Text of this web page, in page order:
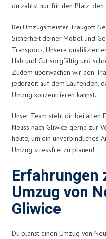
du zahlst nur für den Platz, den
Bei Umzugsmeister Traugott
Sicherheit deiner Möbel und
Transports. Unsere
Hab und Gut sorgfältig und
Zudem überwachen wir den
jederzeit auf dem Laufenden,
Umzug konzentrieren kannst.
Unser Team steht dir bei allen
Neuss nach Gliwice gerne zur
heute, um ein unverbindliches
Umzug stressfrei zu planen!
Erfahrungen
Umzug von
Gliwice
Du planst einen Umzug von